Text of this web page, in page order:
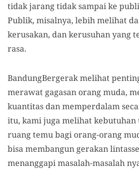
tidak jarang tidak sampai ke
Publik, misalnya, lebih melihat
kerusakan, dan kerusuhan yang
rasa.
BandungBergerak melihat
merawat gagasan orang muda,
kuantitas dan memperdalam
itu, kami juga melihat
ruang temu bagi orang-orang
bisa membangun gerakan
menanggapi masalah-masalah